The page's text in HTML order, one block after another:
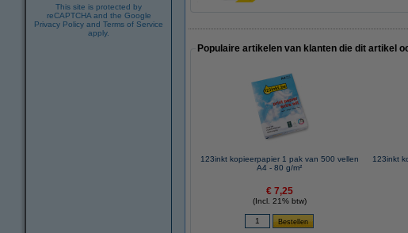
This site is protected by
reCAPTCHA and the Google
Privacy Policy and Terms of Service
apply.
Populaire artikelen van klanten die dit artikel
123inkt kopieerpapier 1 pak van 500 vellen
A4 - 80 g/m²
€ 7,25
(Incl. 21% btw)
123inkt